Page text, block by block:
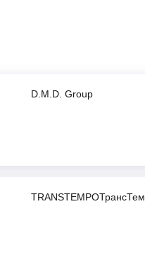
D.M.D. Group